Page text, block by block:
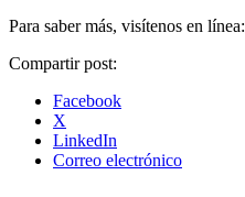
Para saber más, visítenos en línea:
Compartir post:
Facebook
X
LinkedIn
Correo electrónico